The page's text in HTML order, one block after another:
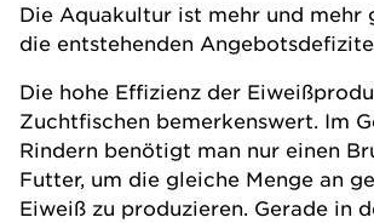
Die Aquakultur ist mehr und mehr
die entstehenden
Die hohe Effizienz der
Zuchtfischen bemerkenswert. Im
Rindern benötigt man nur einen
Futter, um die gleiche Menge an
Eiweiß zu produzieren. Gerade in